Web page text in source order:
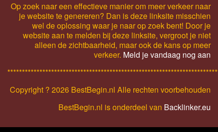
Op zoek naar een effectieve manier om meer verkeer naar
je website te genereren? Dan is deze linksite misschien
wel de oplossing waar je naar op zoek bent! Door je
website aan te melden bij deze linksite, vergroot je niet
alleen de zichtbaarheid, maar ook de kans op meer
verkeer. Meld je vandaag nog aan
Copyright ? 2026 BestBegin.nl Alle rechten voorbehouden
BestBegin.nl is onderdeel van Backlinker.eu